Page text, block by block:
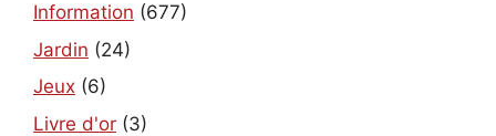
Information (677)
Jardin (24)
Jeux (6)
Livre d'or (3)